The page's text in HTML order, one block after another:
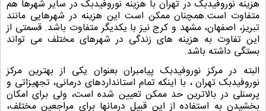
هزینه نوروفیدبک در تهران با هزینه نوروفیدبک در سایر شهرها هم
متفاوت است.همچنان ممکن است این هزینه در شهرهایی مانند
تبریز، اصفهان، مشهد و کرج نیز با یکدیگر متفاوت باشد. قسمتی از
این تفاوت به هزینه های زندگی در شهرهای مختلف می تواند
بستگی داشته باشد.
البته در مرکز نوروفیدبک پیامبران بعنوان یکی از بهترین مرکز
نوروفیدبک تهران ، با اینکه تمام استانداردهای درمانی، تجهیزاتی و
پرسنلی در بالاترین حد ممکن تعیین شده است، ولی برای امکان
بخشیدن به استفاده از این قبیل درمانها برای مراجعین مختلف،